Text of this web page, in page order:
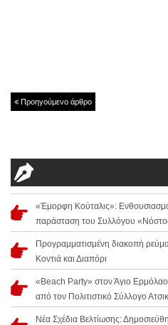
Προηγούμενο άρθρο
«Έμορφη Κούταλις»:
παράσταση του Συλλόγου
Προγραμματισμένη διακοπή
Κοντιά και Διαπόρι
«Beach Party» στον Άγιο
από τον Πολιτιστικό Σύλλογο
Νέα Σχέδια Βελτίωσης: